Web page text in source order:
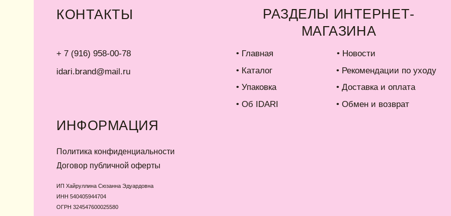
Сайт разработан Digital-Step
ИП Хайруллина Сюзанна Эдуардовна
Instagram принадлежит компании Meta,
признанной экстремистской в РФ